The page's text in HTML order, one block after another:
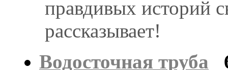
правдивых историй
рассказывает!
Водосточная труба